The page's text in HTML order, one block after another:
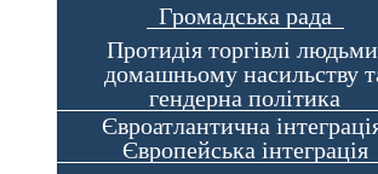
Громадська рада
Протидія торгівлі
домашньому насильству
гендерна політика
Євроатлантична
Європейська інтеграція